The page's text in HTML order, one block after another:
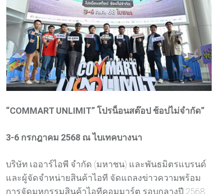
“COMMART UNLIMIT” โปรน็อนสต๊อป ช้อปไม่จำกัด”
3-6 กรกฎาคม 2568 ณ ไบเทคบางนา
บริษัท เออาร์ไอพี จำกัด (มหาชน) และพันธมิตรแบรนด์
และผู้จัดจำหน่ายสินค้าไอที จัดแถลงข่าวความพร้อม
การจัดมหกรรมสินค้าไอทีคอมมาร์ต รอบกลางปี 2568